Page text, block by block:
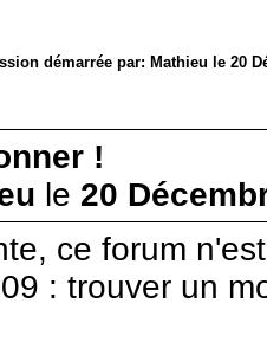
démarrée par: Mathieu le 20
!
le 20
ce forum
: trouver un